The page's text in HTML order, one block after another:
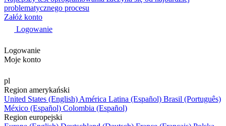
problematycznego procesu
Załóż konto
Logowanie
Logowanie
Moje konto
pl
Region amerykański
United States (English) América Latina (Español) Brasil (Português)
México (Español) Colombia (Español)
Region europejski